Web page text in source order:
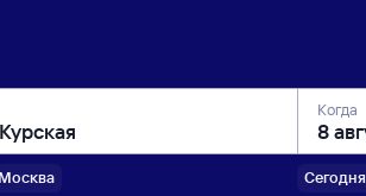
Москва
Когда
Сегодня